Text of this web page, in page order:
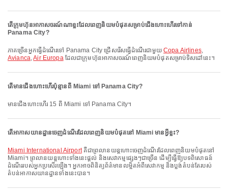
តើក្រុមហ៊ុនអាកាសចរណ៍ណាខ្លះដែលពេញនិយមបំផុតសម្រាប់ជើងហោះហើរទៅកាន់
Panama City?
ភាគច្រើនអ្នកធ្វើដំណើរទៅ Panama City ជ្រើសរើសធ្វើដំណើរជាមួយCopa Airlines,
Avianca,Air Europaដែលជាក្រុមហ៊ុនអាកាសចរណ៍ពេញនិយមបំផុតសម្រាប់ទិសដៅនេះ។
តើមានជើងហោះហើរប៉ុន្មានពី Miami ទៅ Panama City?
មានជើងហោះហើរ 15 ពី Miami ទៅ Panama City។
តើអាកាសយានដ្ឋានចេញដំណើរដែលពេញនិយមបំផុតនៅ Miami មានអ្វីខ្លះ?
Miami International Airportគឺជាព្រលានយន្តហោះចេញដំណើរដែលពេញនិយមបំផុតនៅ
Miami។ ព្រលានយន្តហោះទាំងនេះផ្តល់ និងសេវាកម្មផ្សេងៗជាច្រើន ដើម្បីធ្វើឱ្យបទពិសោធន៍
ដំណើររបស់អ្នកប្រសើរឡើង។ អ្នកអាចពិនិត្យព័ត៌មានលម្អិតអំពីសេវាកម្ម និងប្លង់តំបន់តែរបស់
តំបន់អាកាសយានដ្ឋានទាំងនេះបាន។